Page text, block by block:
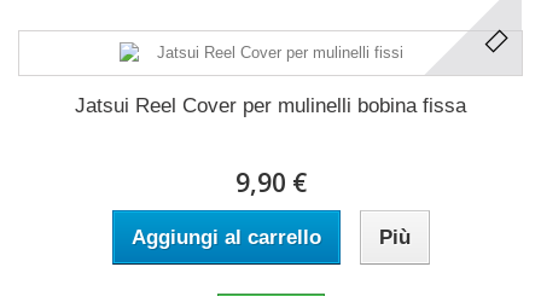
Jatsui Reel Cover per mulinelli bobina fissa
9,90 €
Aggiungi al carrello Più